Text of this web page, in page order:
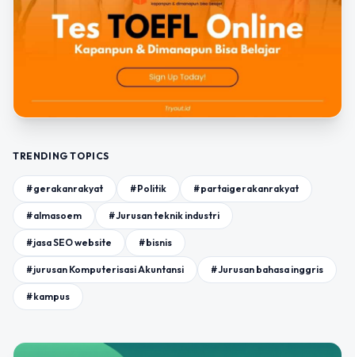
TRENDING TOPICS
#gerakanrakyat #Politik #partaigerakanrakyat
#almasoem #Jurusan teknik industri
#jasa SEO website #bisnis
#jurusan Komputerisasi Akuntansi #Jurusan bahasa inggris
#kampus